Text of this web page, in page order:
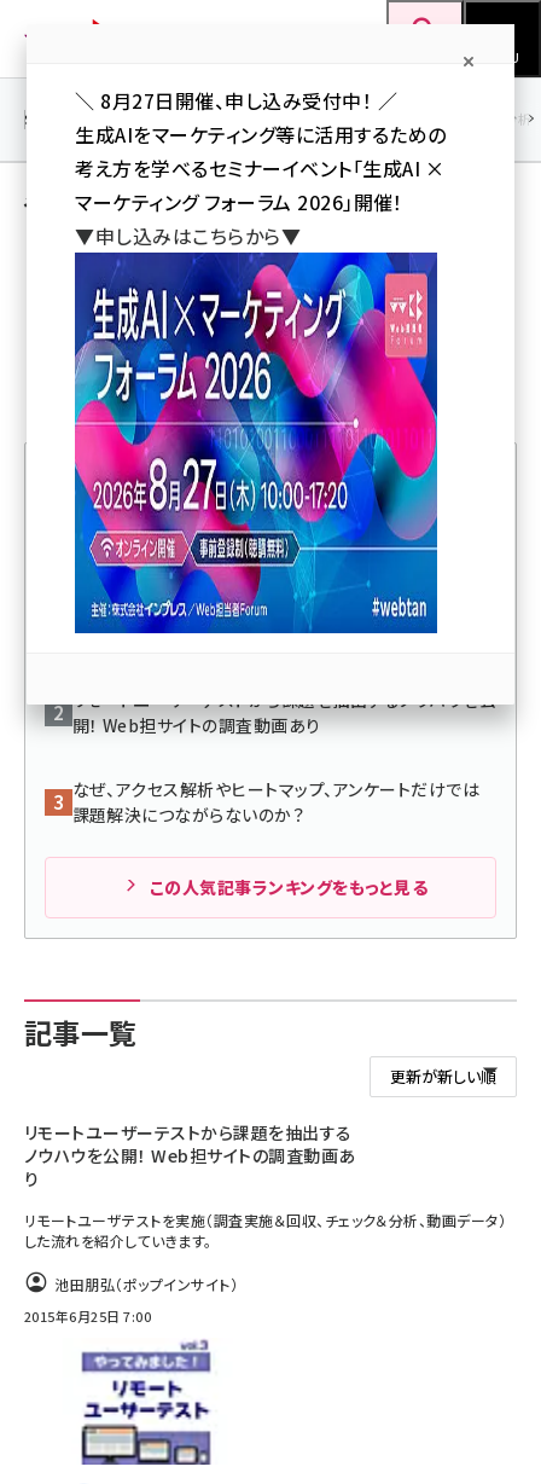
ン
MENU
seo (3524)
ai (2804)
youtube (2431)
note (2312)
セミナー (2306)
z世代 (1622)
meo (1275)
llmo (1163)
SEO アクセス解析／データ分析
やってみました！ リモートユーザーテスト
人気記事ランキング
リモートユーザーテストをWeb担で実施したら、なんと発
見点126個。重要課題13個すべて見せます！
リモートユーザーテストから課題を抽出するノウハウを公
開！ Web担サイトの調査動画あり
なぜ、アクセス解析やヒートマップ、アンケートだけでは
課題解決につながらないのか？
この人気記事ランキングをもっと見る
記事一覧
リモートユーザーテストから課題を抽出する
ノウハウを公開！ Web担サイトの調査動画あ
り
リモートユーザテストを実施（調査実施＆回収、チェック＆分析、動画データ）
した流れを紹介していきます。
池田朋弘（ポップインサイト）
2015年6月25日 7:00
＼ 8月27日開催、申し込み受付中！ ／
生成AIをマーケティング等に活用するための
考え方を学べるセミナーイベント「生成AI ×
マーケティング フォーラム 2026」開催！
▼申し込みはこちらから▼